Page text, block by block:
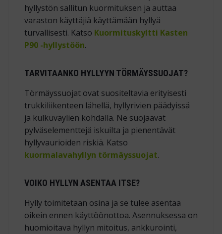
hyllystön sallitun kuormituksen ja auttaa
varaston käyttäjiä käyttämään hyllyä
turvallisesti. Katso Kuormituskyltti Kasten
P90 -hyllystöön.
TARVITAANKO HYLLYYN TÖRMÄYSSUOJAT?
Törmäyssuojat ovat suositeltavia erityisesti
trukkiliikenteen lähellä, hyllyrivien päädyissä
ja kulkuväylien kohdalla. Ne suojaavat
pylväselementtejä iskuilta ja pienentävät
hyllyvaurioiden riskiä. Katso
kuormalavahyllyn törmäyssuojat.
VOIKO HYLLYN ASENTAA ITSE?
Hylly toimitetaan osina ja se tulee asentaa
oikein ennen käyttöönottoa. Asennuksessa on
huomioitava hyllyn mitoitus, ankkurointi,